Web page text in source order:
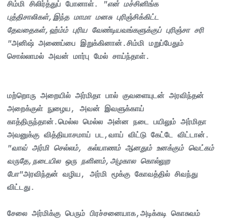
சிம்மி சிலிர்த்துப் போனாள்.
"என் மச்சினிங்க
புத்திசாலிகள்,இந்த மாமா மனசு புரிஞ்சிக்கிட்ட
தேவதைகள்,ஹ்ம்ம் புரிய வேண்டியவங்களுக்குப் புரிஞ்சா சரி
"அனிஷ் அணைப்பை இறுக்கினான்.சிம்மி மறுப்பேதும்
சொல்லாமல் அவன் மார்பு மேல் சாய்ந்தாள்.
மற்றொரு அறையில் அர்மிதா பால் குவளையுடன் அரவிந்தன்
அறைக்குள் நுழைய, அவன் இவளுக்காய்
காத்திருந்தான்.மெல்ல மெல்ல அன்ன நடை பயிலும் அர்மிதா
அவனுக்கு வித்தியாசமாய் பட,வாய் விட்டு கேட்டே விட்டான்.
"வாவ் அர்மி செல்லம், கல்யாணம் ஆனதும் உனக்கும் வெட்கம்
வருதே,நடையில ஒரு நளினம்,அழகால கொல்லுற
போ"அரவிந்தன் வழிய, அர்மி மூக்கு கோவத்தில் சிவந்து
விட்டது.
சேலை அர்மிக்கு பெரும் பிரச்சனையாக,அடிக்கடி கொசுவம்